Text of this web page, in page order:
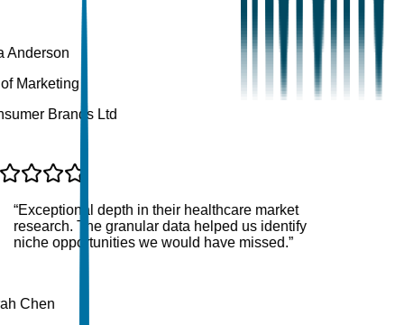
Marketing
Brands Ltd
Exceptional depth in their healthcare market
research. The granular data helped us identify
niche opportunities we would have missed.”
Chen